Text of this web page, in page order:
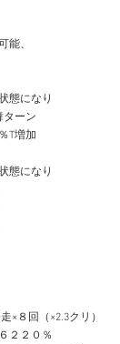
能、
態になり
ーン
T増加
態になり
×８回（×2.3クリ）
０％